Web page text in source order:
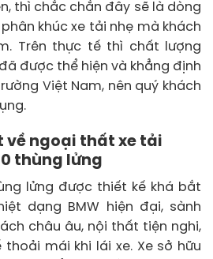
thì chắc chắn đây sẽ là dòng
khúc xe tải nhẹ mà khách
Trên thực tế thì chất lượng
được thể hiện và khẳng định
Việt Nam, nên quý khách
về ngoại thất xe tải
thùng lửng
lửng được thiết kế khá bắt
dạng BMW hiện đại, sành
châu âu, nội thất tiện nghi,
mái khi lái xe. Xe sở hữu